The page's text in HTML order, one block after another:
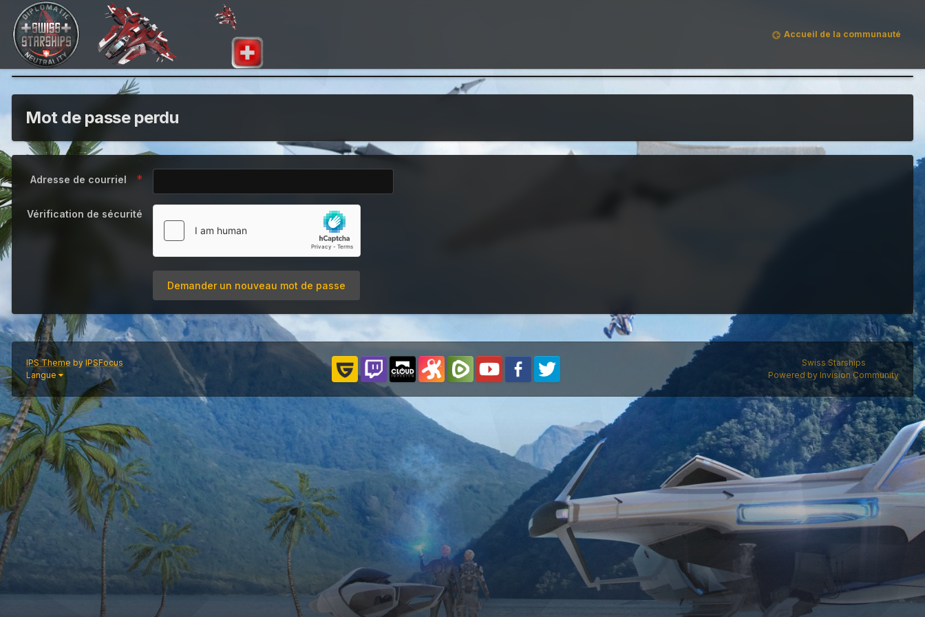
Accueil de la communauté
Mot de passe perdu
Adresse de courriel
Vérification de sécurité
Demander un nouveau mot de passe
IPS Theme by IPSFocus
Langue
Swiss Starships
Powered by Invision Community